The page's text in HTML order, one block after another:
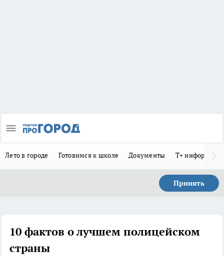
Лето в городе Готовимся к школе Документы Т+
Принять
10 фактов о лучшем полицейском
страны